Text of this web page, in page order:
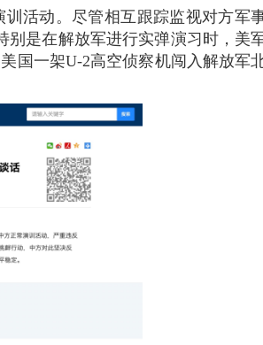
活动。尽管相互跟踪监视对方军
是在解放军进行实弹演习时，美
国一架U-2高空侦察机闯入解放军